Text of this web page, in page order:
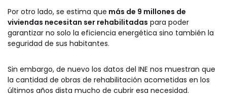
Por otro lado, se estima que más de 9 millones de
viviendas necesitan ser rehabilitadas para poder
garantizar no solo la eficiencia energética sino también la
seguridad de sus habitantes.
Sin embargo, de nuevo los datos del INE nos muestran que
la cantidad de obras de rehabilitación acometidas en los
últimos años dista mucho de cubrir esa necesidad.